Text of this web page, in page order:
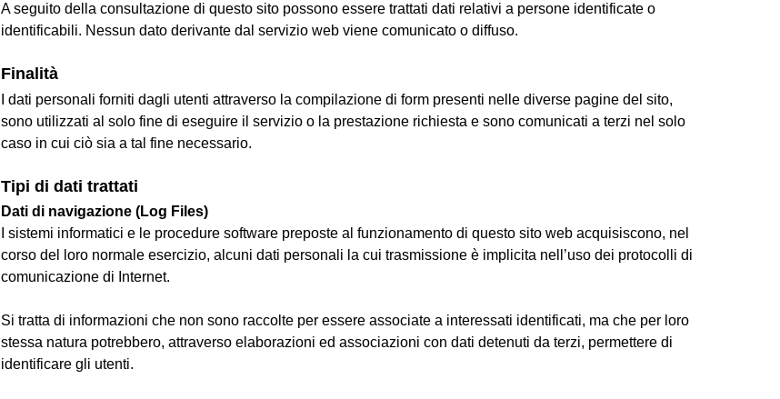
A seguito della consultazione di questo sito possono essere trattati dati relativi a persone identificate o
identificabili. Nessun dato derivante dal servizio web viene comunicato o diffuso.
Finalità
I dati personali forniti dagli utenti attraverso la compilazione di form presenti nelle diverse pagine del sito,
sono utilizzati al solo fine di eseguire il servizio o la prestazione richiesta e sono comunicati a terzi nel solo
caso in cui ciò sia a tal fine necessario.
Tipi di dati trattati
Dati di navigazione (Log Files)
I sistemi informatici e le procedure software preposte al funzionamento di questo sito web acquisiscono, nel
corso del loro normale esercizio, alcuni dati personali la cui trasmissione è implicita nell’uso dei protocolli di
comunicazione di Internet.
Si tratta di informazioni che non sono raccolte per essere associate a interessati identificati, ma che per loro
stessa natura potrebbero, attraverso elaborazioni ed associazioni con dati detenuti da terzi, permettere di
identificare gli utenti.